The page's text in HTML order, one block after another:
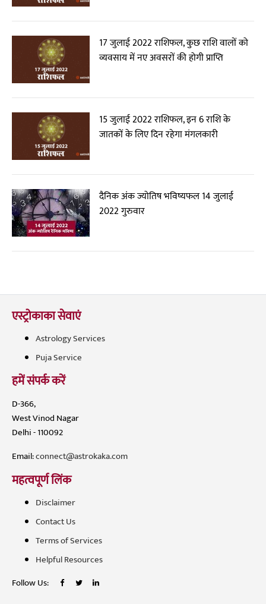
17 जुलाई 2022 राशिफल, कुछ राशि वालों को
व्यवसाय में नए अवसरों की होगी प्राप्ति
15 जुलाई 2022 राशिफल, इन 6 राशि के
जातकों के लिए दिन रहेगा मंगलकारी
दैनिक अंक ज्योतिष भविष्यफल 14 जुलाई
2022 गुरुवार
एस्ट्रोकाका सेवाएं
Astrology Services
Puja Service
हमें संपर्क करें
D-366,
West Vinod Nagar
Delhi - 110092
Email:connect@astrokaka.com
महत्वपूर्ण लिंक
Disclaimer
Contact Us
Terms of Services
Helpful Resources
Follow Us: